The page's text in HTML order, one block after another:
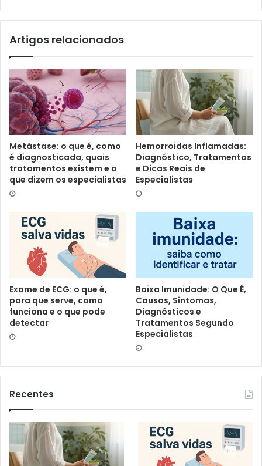
Artigos relacionados
Metástase: o que é, como
é diagnosticada, quais
tratamentos existem e o
que dizem os especialistas
Hemorroidas Inflamadas:
Diagnóstico, Tratamentos
e Dicas Reais de
Especialistas
Exame de ECG: o que é,
para que serve, como
funciona e o que pode
detectar
Baixa Imunidade: O Que É,
Causas, Sintomas,
Diagnósticos e
Tratamentos Segundo
Especialistas
Recentes